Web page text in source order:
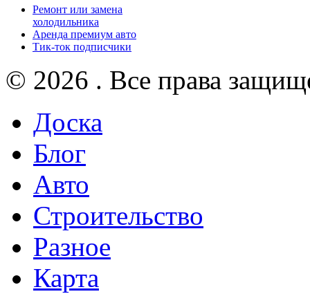
Ремонт или замена
холодильника
Аренда премиум авто
Тик-ток подписчики
© 2026 . Все права
Доска
Блог
Авто
Строительство
Разное
Карта